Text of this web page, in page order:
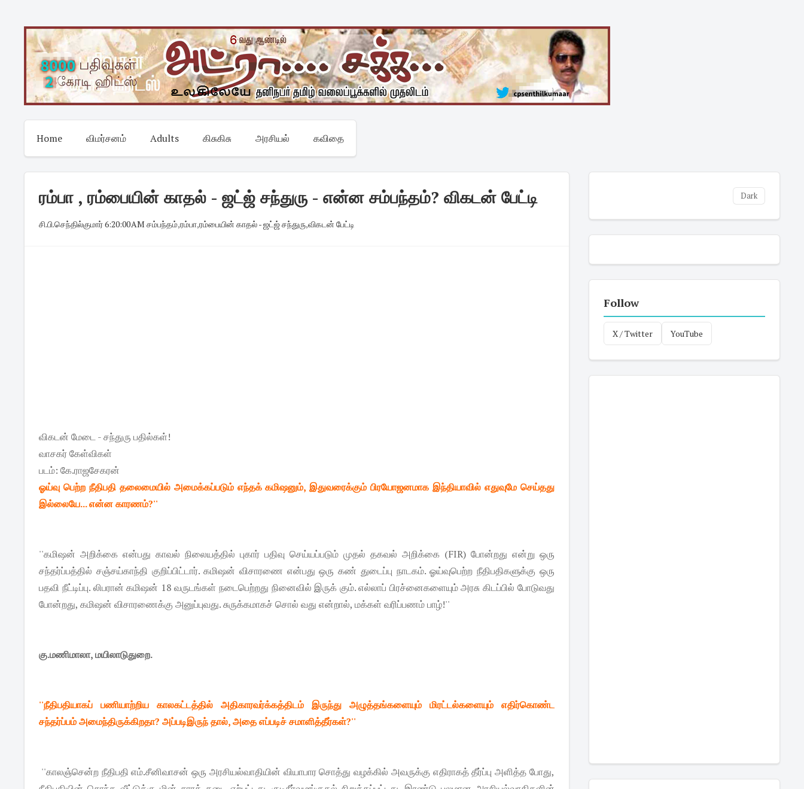
content
Home விமர்சனம் Adults கிசுகிசு அரசியல் கவிதை
ரம்பா , ரம்பையின் காதல் - ஜட்ஜ் சந்துரு - என்ன சம்பந்தம்? விகடன் பேட்டி
சி.பி.செந்தில்குமார்·6:20:00 AM ·சம்பந்தம்,ரம்பா,ரம்பையின் காதல் - ஜட்ஜ் சந்துரு,விகடன் பேட்டி
விகடன் மேடை - சந்துரு பதில்கள்!
வாசகர் கேள்விகள்
படம்: கே.ராஜசேகரன்
ஓய்வு பெற்ற நீதிபதி தலைமையில் அமைக்கப்படும் எந்தக் கமிஷனும், இதுவரைக்கும் பிரயோஜனமாக இந்தியாவில் எதுவுமே செய்தது
இல்லையே... என்ன காரணம்?''
''கமிஷன் அறிக்கை என்பது காவல் நிலையத்தில் புகார் பதிவு செய்யப்படும் முதல் தகவல் அறிக்கை (FIR) போன்றது என்று ஒரு
சந்தர்ப்பத்தில் சஞ்சய்காந்தி குறிப்பிட்டார். கமிஷன் விசாரணை என்பது ஒரு கண் துடைப்பு நாடகம். ஓய்வுபெற்ற நீதிபதிகளுக்கு ஒரு
பதவி நீட்டிப்பு. லிபரான் கமிஷன் 18 வருடங்கள் நடைபெற்றது நினைவில் இருக் கும். எல்லாப் பிரச்னைகளையும் அரசு கிடப்பில் போடுவது
போன்றது, கமிஷன் விசாரணைக்கு அனுப்புவது. சுருக்கமாகச் சொல் வது என்றால், மக்கள் வரிப்பணம் பாழ்!''
கு.மணிமாலா, மயிலாடுதுறை.
''நீதிபதியாகப் பணியாற்றிய காலகட்டத்தில் அதிகாரவர்க்கத்திடம் இருந்து அழுத்தங்களையும் மிரட்டல்களையும் எதிர்கொண்ட
சந்தர்ப்பம் அமைந்திருக்கிறதா? அப்படிஇருந் தால், அதை எப்படிச் சமாளித்தீர்கள்?''
''காலஞ்சென்ற நீதிபதி எம்.சீனிவாசன் ஒரு அரசியல்வாதியின் வியாபார சொத்து வழக்கில் அவருக்கு எதிராகத் தீர்ப்பு அளித்த போது,
Dark
Follow
X / Twitter YouTube